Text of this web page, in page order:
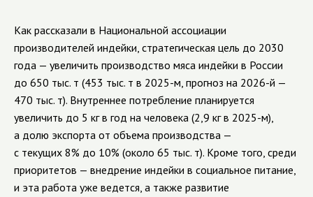
Как рассказали в Национальной ассоциации
производителей индейки, стратегическая цель до 2030
года — увеличить производство мяса индейки в России
до 650 тыс. т (453 тыс. т в 2025-м, прогноз на 2026-й —
470 тыс. т). Внутреннее потребление планируется
увеличить до 5 кг в год на человека (2,9 кг в 2025-м),
а долю экспорта от объема производства —
с текущих 8% до 10% (около 65 тыс. т). Кроме того, среди
приоритетов — внедрение индейки в социальное питание,
и эта работа уже ведется, а также развитие